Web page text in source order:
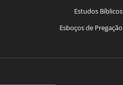
Estudos Bíblicos
Esboços de Pregação